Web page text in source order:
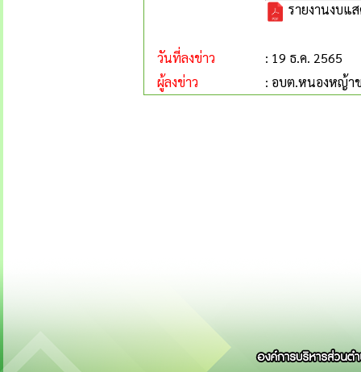
รายงานงบแ
วันที่ลงข่าว
: 19 ธ.ค. 2565
ผู้ลงข่าว
: อบต.หนองหญ้า